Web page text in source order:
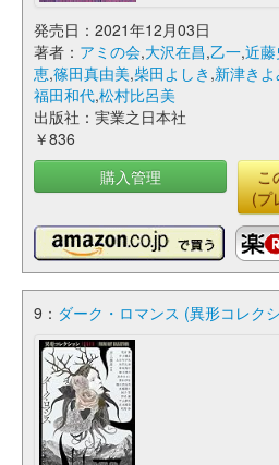
発売日：2021年12月03日
著者： アミの会,大沢在昌,乙一,近藤
恵,篠田真由美,柴田よしき ,新津きよ
福田和代,松村比呂美
出版社：実業之日本社
￥836
購入管理
こ
(プ
9： ダーク・ロマンス (異形コレク